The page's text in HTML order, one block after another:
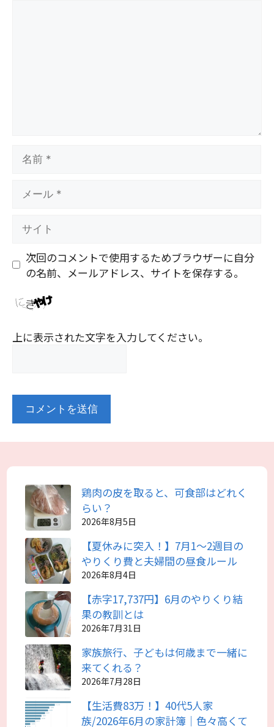
次回のコメントで使用するためブラウザーに自分
の名前、メールアドレス、サイトを保存する。
上に表示された文字を入力してください。
鶏肉の皮を取ると、可食部はどれく
らい？
2026年8月5日
【夏休みに突入！】7月1～2週目の
やりくり費と夫婦間の昼食ルール
2026年8月4日
【赤字17,737円】6月のやりくり結
果の教訓とは
2026年7月31日
家族旅行、子どもは何歳まで一緒に
来てくれる？
2026年7月28日
【生活費83万！】40代5人家
族/2026年6月の家計簿｜色々高くて